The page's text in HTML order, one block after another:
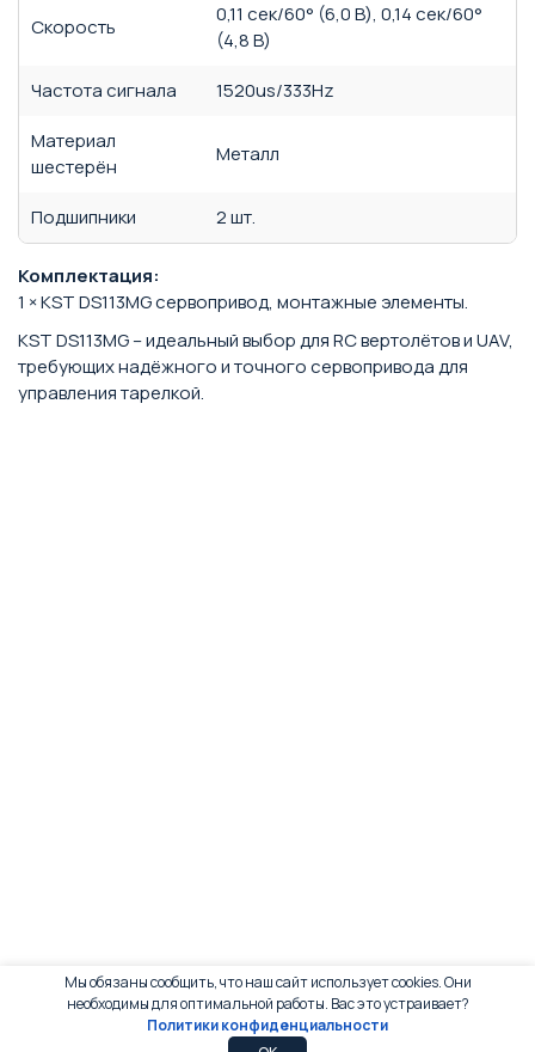
Скорость
0,11 сек/60° (6,0 В), 0,14 сек/60°
(4,8 В)
Частота сигнала
1520us/333Hz
Материал
шестерён
Металл
Подшипники 2 шт.
Комплектация:
1 × KST DS113MG сервопривод, монтажные элементы.
KST DS113MG – идеальный выбор для RC вертолётов и UAV,
требующих надёжного и точного сервопривода для
управления тарелкой.
Мы обязаны сообщить, что наш сайт использует cookies. Они
необходимы для оптимальной работы. Вас это устраивает?
Политики конфиденциальности